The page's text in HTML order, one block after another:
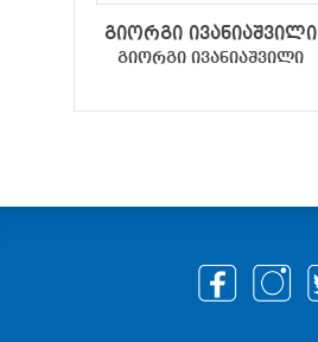
გიორგი ივანიაშვილი
გიორგი ივანიაშვილი